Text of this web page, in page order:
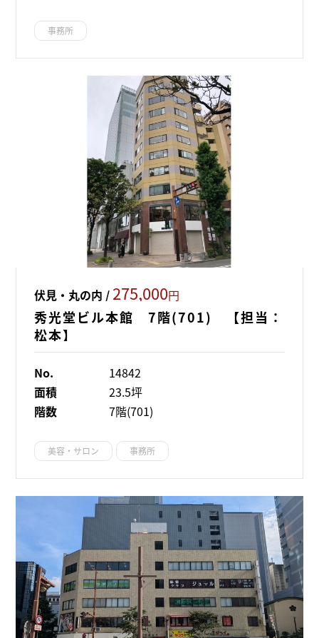
事務所
伏見・丸の内 / 275,000円
秀光堂ビル本館 7階(701) 【担当：
松本】
No.
14842
面積
23.5坪
階数
7階(701)
美容・サロン 事務所